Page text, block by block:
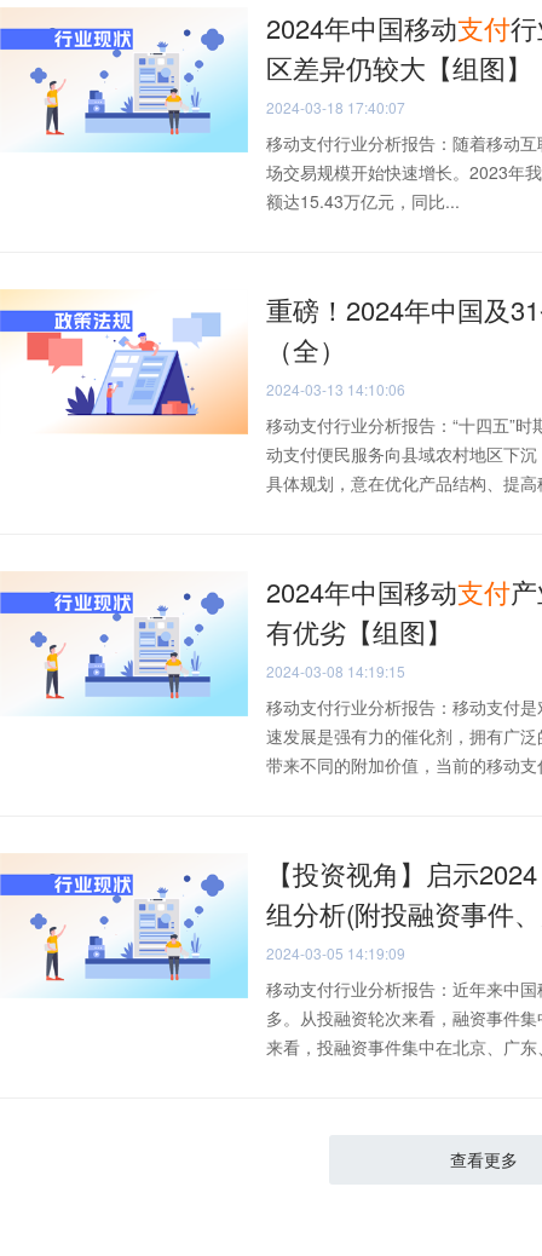
2024年中国移动支付
区差异仍较大【组图】
2024-03-18 17:40:07
移动支付行业分析报告：随着移动
场交易规模开始快速增长。2023年
额达15.43万亿元，同比...
重磅！2024年中国及
（全）
2024-03-13 14:10:06
移动支付行业分析报告：“十四五”
动支付便民服务向县域农村地区下
具体规划，意在优化产品结构、提高
2024年中国移动支付
有优劣【组图】
2024-03-08 14:19:15
移动支付行业分析报告：移动支付
速发展是强有力的催化剂，拥有广
带来不同的附加价值，当前的移动
【投资视角】启示
组分析(附投融资事件
2024-03-05 14:19:09
移动支付行业分析报告：近年来中
多。从投融资轮次来看，融资事件
来看，投融资事件集中在北京、广
查看更多